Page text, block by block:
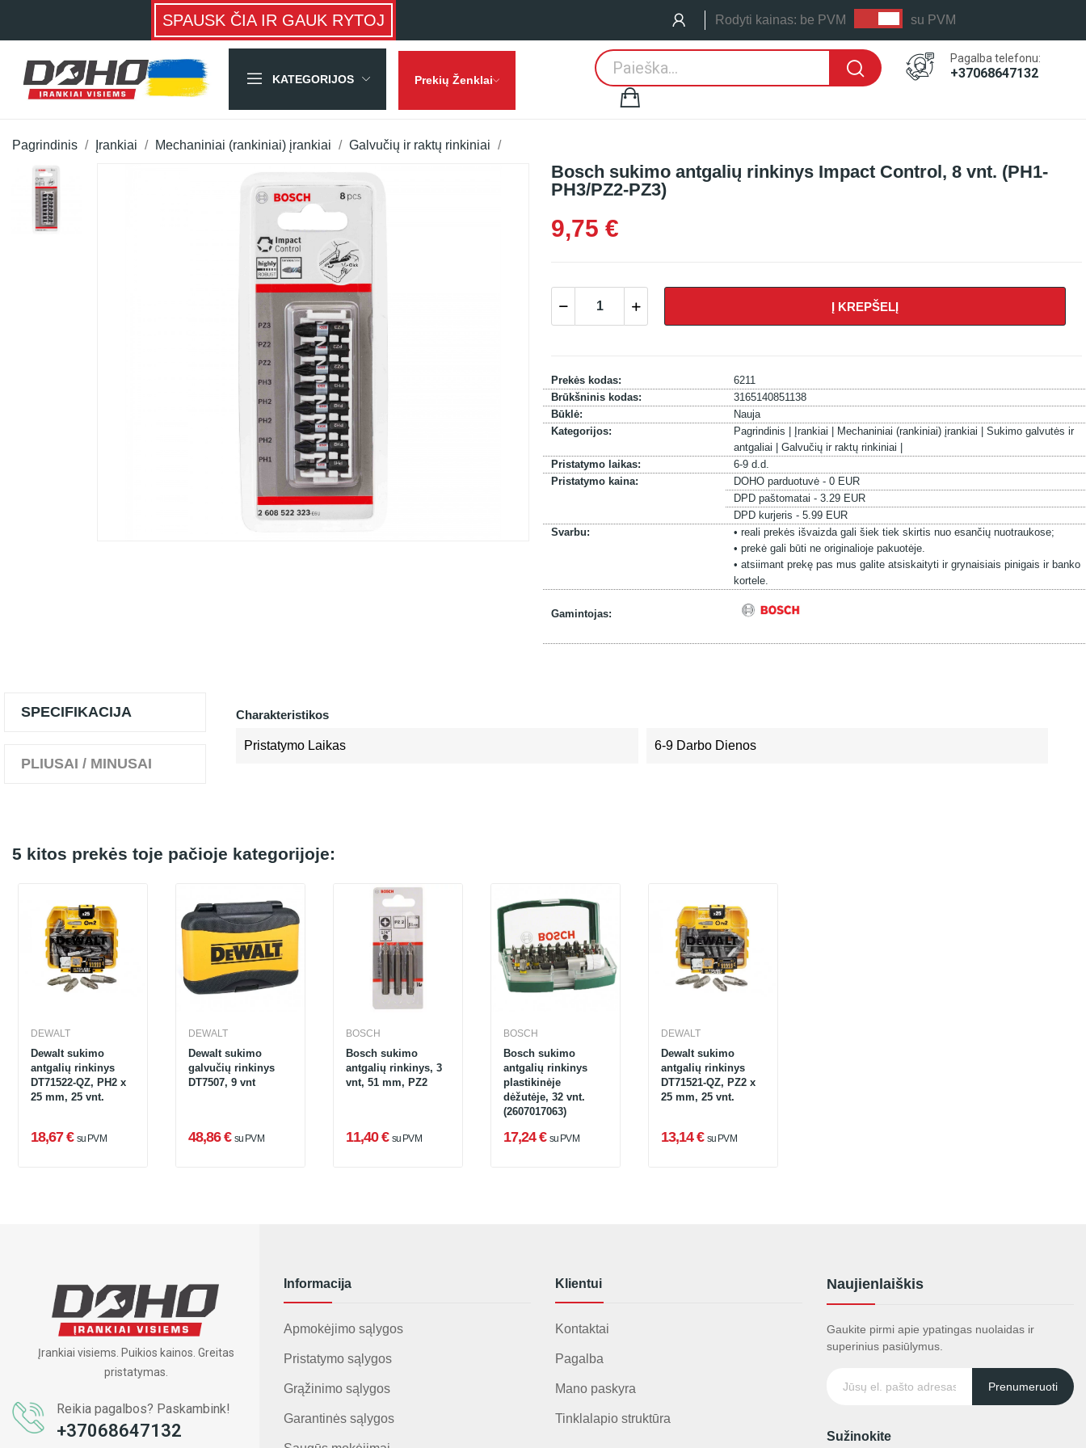
SPAUSK ČIA IR GAUK RYTOJ Rodyti kainas: be PVM su PVM
KATEGORIJOS Prekių Ženklai
Pagalba telefonu:
+37068647132
Pagrindinis Įrankiai Mechaniniai (rankiniai) įrankiai Galvučių ir raktų rinkiniai
Bosch sukimo antgalių rinkinys Impact Control, 8 vnt. (PH1-
PH3/PZ2-PZ3)
9,75 €
Į KREPŠELĮ
Prekės kodas:
6211
Brūkšninis kodas:
3165140851138
Būklė:
Nauja
Kategorijos:
Pagrindinis | Įrankiai | Mechaniniai (rankiniai) įrankiai | Sukimo galvutės ir
antgaliai | Galvučių ir raktų rinkiniai |
Pristatymo laikas:
6-9 d.d.
Pristatymo kaina:
DOHO parduotuvė - 0 EUR
DPD paštomatai - 3.29 EUR
DPD kurjeris - 5.99 EUR
Svarbu:
• reali prekės išvaizda gali šiek tiek skirtis nuo esančių nuotraukose;
• prekė gali būti ne originalioje pakuotėje.
• atsiimant prekę pas mus galite atsiskaityti ir grynaisiais pinigais ir banko
kortele.
Gamintojas:
SPECIFIKACIJA
PLIUSAI / MINUSAI
Charakteristikos
Pristatymo Laikas 6-9 Darbo Dienos
5 kitos prekės toje pačioje kategorijoje:
DEWALT
Dewalt sukimo
antgalių rinkinys
DT71522-QZ, PH2 x
25 mm, 25 vnt.
18,67 € su PVM
DEWALT
Dewalt sukimo
galvučių rinkinys
DT7507, 9 vnt
48,86 € su PVM
BOSCH
Bosch sukimo
antgalių rinkinys, 3
vnt, 51 mm, PZ2
11,40 € su PVM
BOSCH
Bosch sukimo
antgalių rinkinys
plastikinėje
dėžutėje, 32 vnt.
(2607017063)
17,24 € su PVM
DEWALT
Dewalt sukimo
antgalių rinkinys
DT71521-QZ, PZ2 x
25 mm, 25 vnt.
13,14 € su PVM
Įrankiai visiems. Puikios kainos. Greitas
pristatymas.
Reikia pagalbos? Paskambink!
+37068647132
Informacija
Apmokėjimo sąlygos
Pristatymo sąlygos
Grąžinimo sąlygos
Garantinės sąlygos
Klientui
Kontaktai
Pagalba
Mano paskyra
Tinklalapio struktūra
Naujienlaiškis
Gaukite pirmi apie ypatingas nuolaidas ir
superinius pasiūlymus.
Prenumeruoti
Sužinokite